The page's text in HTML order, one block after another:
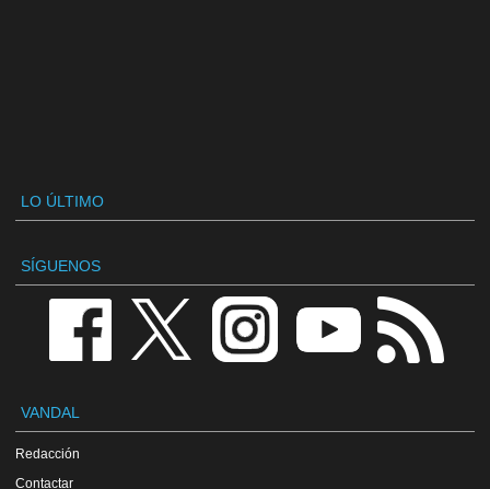
LO ÚLTIMO
SÍGUENOS
VANDAL
Redacción
Contactar